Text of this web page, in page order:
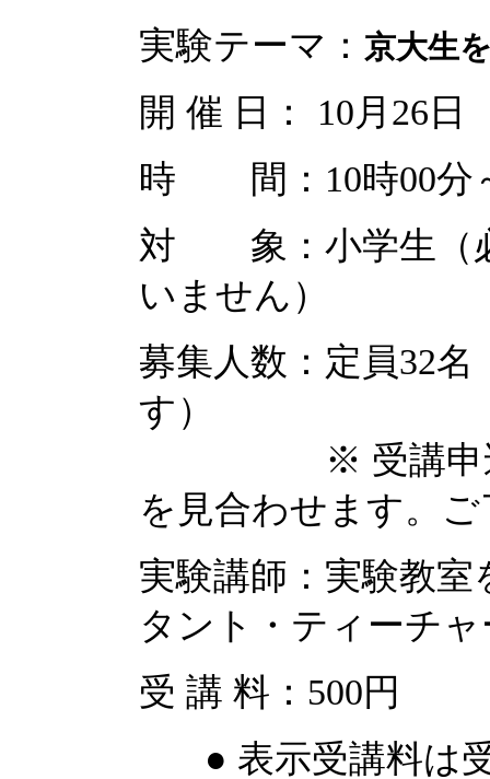
実験テーマ： 京大生
開 催 日： 10月26日
時 間：10時00分
対 象：小学生（必
いません）
募集人数：定員32
す）
※ 受講申込者
を見合わせます。
実験講師：実験教
タント・ティーチャ
受 講 料：500円
● 表示受講料は